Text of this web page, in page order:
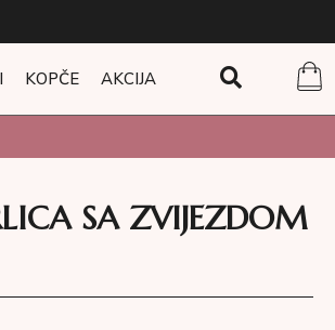
KOPČE AKCIJA
SA ZVIJEZDOM